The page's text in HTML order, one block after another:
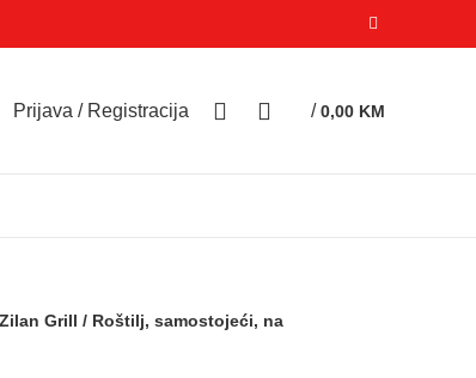
Prijava / Registracija / 0,00 KM
Zilan Grill / Roštilj, samostojeći, na